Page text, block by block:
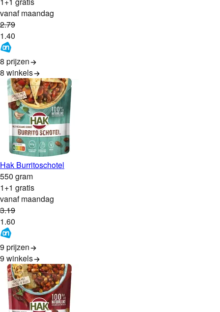
vanaf maandag
2.79
1.40
8 prijzen
8 winkels
Hak Burritoschotel
550 gram
1+1 gratis
vanaf maandag
3.19
1.60
9 prijzen
9 winkels